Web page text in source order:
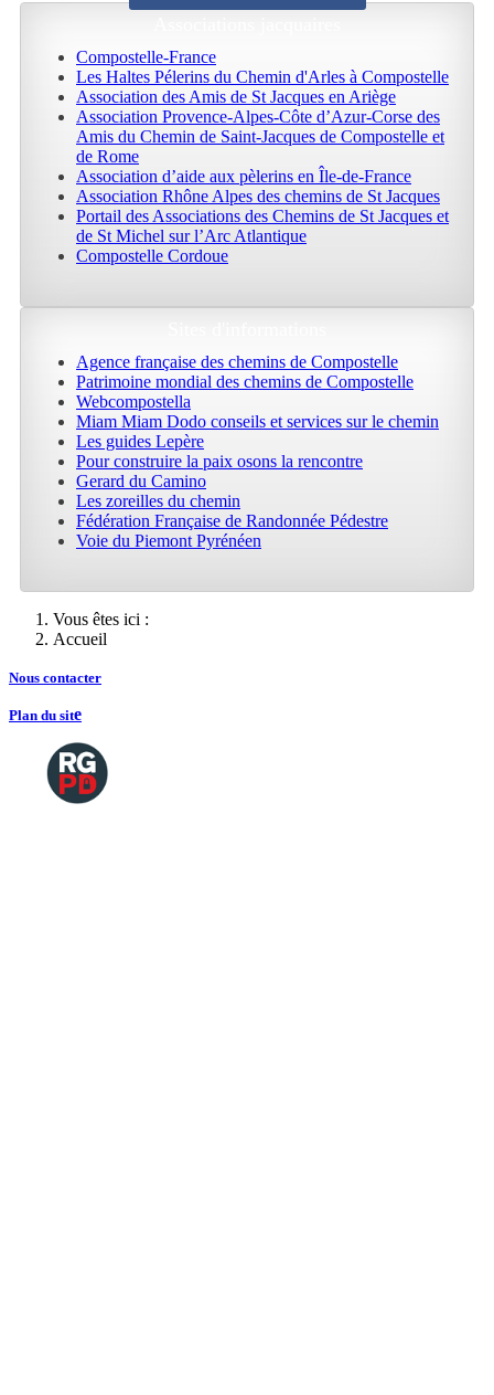
Compostelle-France
Les Haltes Pélerins du Chemin d'Arles à Compostelle
Association des Amis de St Jacques en Ariège
Association Provence-Alpes-Côte d’Azur-Corse des
Amis du Chemin de Saint-Jacques de Compostelle et
de Rome
Association d’aide aux pèlerins en Île-de-France
Association Rhône Alpes des chemins de St Jacques
Portail des Associations des Chemins de St Jacques et
de St Michel sur l’Arc Atlantique
Compostelle Cordoue
Agence française des chemins de Compostelle
Patrimoine mondial des chemins de Compostelle
Webcompostella
Miam Miam Dodo conseils et services sur le chemin
Les guides Lepère
Pour construire la paix osons la rencontre
Gerard du Camino
Les zoreilles du chemin
Fédération Française de Randonnée Pédestre
Voie du Piemont Pyrénéen
Vous êtes ici :
Accueil
Nous contacter
Plan du site